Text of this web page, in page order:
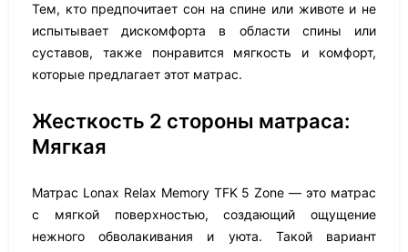
Тем, кто предпочитает сон на спине или животе и не
испытывает дискомфорта в области спины или
суставов, также понравится мягкость и комфорт,
которые предлагает этот матрас.
Жесткость 2 стороны матраса:
Мягкая
Матрас Lonax Relax Memory TFK 5 Zone — это матрас
с мягкой поверхностью, создающий ощущение
нежного обволакивания и уюта. Такой вариант